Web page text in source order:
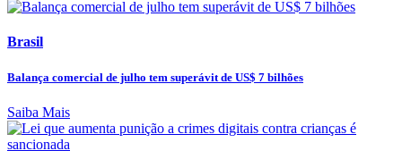
Brasil
Balança comercial de julho tem superávit de US$ 7 bilhões
Saiba Mais